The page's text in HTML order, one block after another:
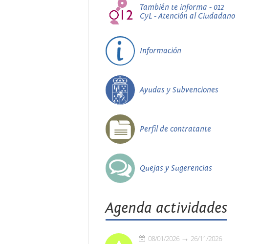
También te informa - 012
CyL - Atención al Ciudadano
Información
Ayudas y Subvenciones
Perfil de contratante
Quejas y Sugerencias
Agenda actividades
08/01/2026 26/11/2026